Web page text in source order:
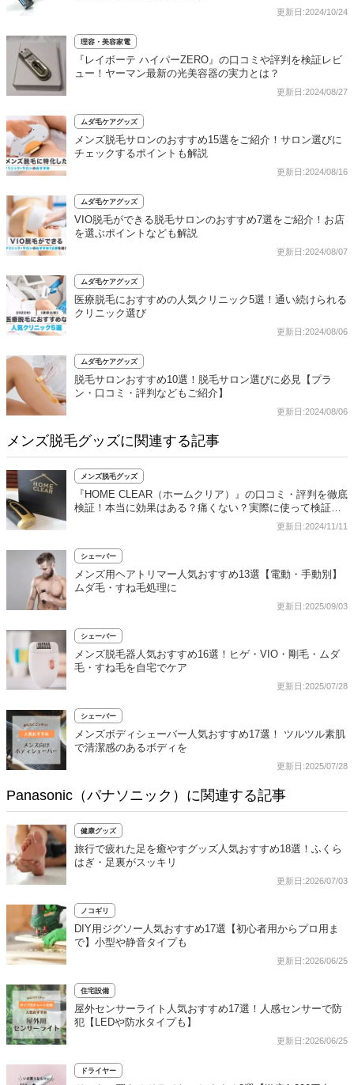
更新日:2024/10/24
理容・美容家電
『レイボーテ ハイパーZERO』の口コミや評判を検証レビ
ュー！ヤーマン最新の光美容器の実力とは？
更新日:2024/08/27
ムダ毛ケアグッズ
メンズ脱毛サロンのおすすめ15選をご紹介！サロン選びに
チェックするポイントも解説
更新日:2024/08/16
ムダ毛ケアグッズ
VIO脱毛ができる脱毛サロンのおすすめ7選をご紹介！お店
を選ぶポイントなども解説
更新日:2024/08/07
ムダ毛ケアグッズ
医療脱毛におすすめの人気クリニック5選！通い続けられる
クリニック選び
更新日:2024/08/06
ムダ毛ケアグッズ
脱毛サロンおすすめ10選！脱毛サロン選びに必見【プラ
ン・口コミ・評判などもご紹介】
更新日:2024/08/06
メンズ脱毛グッズに関連する記事
メンズ脱毛グッズ
『HOME CLEAR（ホームクリア）』の口コミ・評判を徹底
検証！本当に効果はある？痛くない？実際に使って検証レ
更新日:2024/11/11
シェーバー
メンズ用ヘアトリマー人気おすすめ13選【電動・手動別】
ムダ毛・すね毛処理に
更新日:2025/09/03
シェーバー
メンズ脱毛器人気おすすめ16選！ヒゲ・VIO・剛毛・ムダ
毛・すね毛を自宅でケア
更新日:2025/07/28
シェーバー
メンズボディシェーバー人気おすすめ17選！ ツルツル素肌
で清潔感のあるボディを
更新日:2025/07/28
Panasonic（パナソニック）に関連する記事
健康グッズ
旅行で疲れた足を癒やすグッズ人気おすすめ18選！ふくら
はぎ・足裏がスッキリ
更新日:2026/07/03
ノコギリ
DIY用ジグソー人気おすすめ17選【初心者用からプロ用ま
で】小型や静音タイプも
更新日:2026/06/25
住宅設備
屋外センサーライト人気おすすめ17選！人感センサーで防
犯【LEDや防水タイプも】
更新日:2026/06/25
ドライヤー